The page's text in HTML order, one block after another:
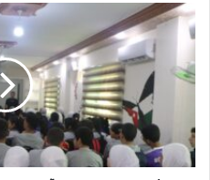
و
ر
ش
ة
ت
ع
و
ي